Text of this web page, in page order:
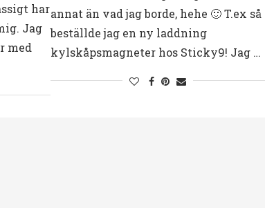
har
Jag
med
annat än vad jag borde, hehe 🙂 T.ex så
beställde jag en ny laddning
kylskåpsmagneter hos Sticky9! Jag …